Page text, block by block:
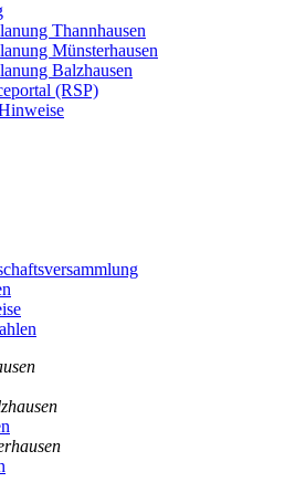
Thannhausen
Münsterhausen
Balzhausen
(RSP)